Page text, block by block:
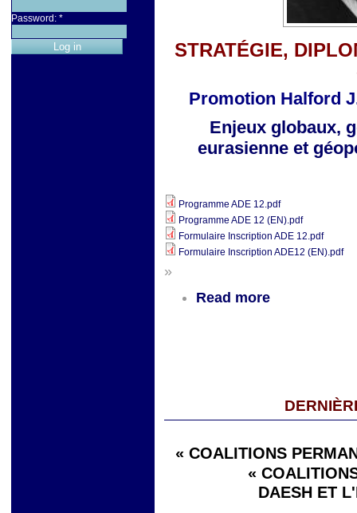
Password: *
STRATÉGIE,
Promotion Halford
Enjeux globaux,
eurasienneet
Programme ADE 12.pdf
Programme ADE 12 (EN).pdf
Formulaire Inscription ADE 12.pdf
Formulaire Inscription ADE12 (EN).pdf
»
Read more
« COALITIONS
«
DAESH ET